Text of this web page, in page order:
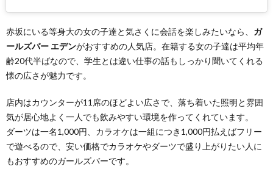
赤坂にいる等身大の女の子達と気さくに会話を楽しみたいなら、 ガ
ールズバー エデンがおすすめの人気店。在籍する女の子達は平均年
齢20代半ばなので、学生とは違い仕事の話もしっかり聞いてくれる
懐の広さが魅力です。
店内はカウンターが11席のほどよい広さで、落ち着いた照明と雰囲
気が居心地よく一人でも飲みやすい環境を作ってくれています。
ダーツは一名1,000円、カラオケは一組につき1,000円払えばフリー
で遊べるので、安い価格でカラオケやダーツで盛り上がりたい人に
もおすすめのガールズバーです。